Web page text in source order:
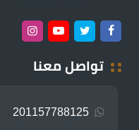
تواصل معنا
201157788125